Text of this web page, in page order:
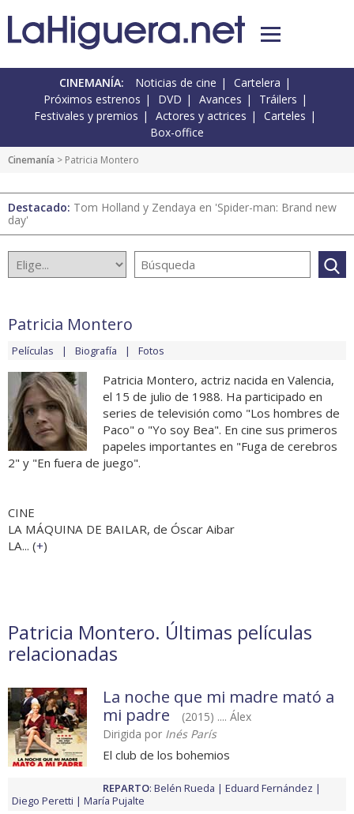
CINEMANÍA: Noticias de cine
Cartelera
Próximos estrenos
DVD Avances
Tráilers
Festivales y premios
Actores y actrices
Carteles
Box-office
Cinemanía > Patricia Montero
Destacado: Tom Holland y Zendaya en 'Spider-man: Brand new
day'
Patricia Montero
Películas Biografía Fotos
Patricia Montero, actriz nacida en Valencia,
el 15 de julio de 1988. Ha participado en
series de televisión como "Los hombres de
Paco" o "Yo soy Bea". En cine sus primeros
papeles importantes en "Fuga de cerebros
2" y "En fuera de juego".
CINE
LA MÁQUINA DE BAILAR, de Óscar Aibar
LA... (+)
Patricia Montero. Últimas películas
relacionadas
La noche que mi madre mató a
mi padre
(2015) .... Álex
Dirigida por Inés París
El club de los bohemios
REPARTO: Belén Rueda
Eduard Fernández
Diego Peretti
María Pujalte